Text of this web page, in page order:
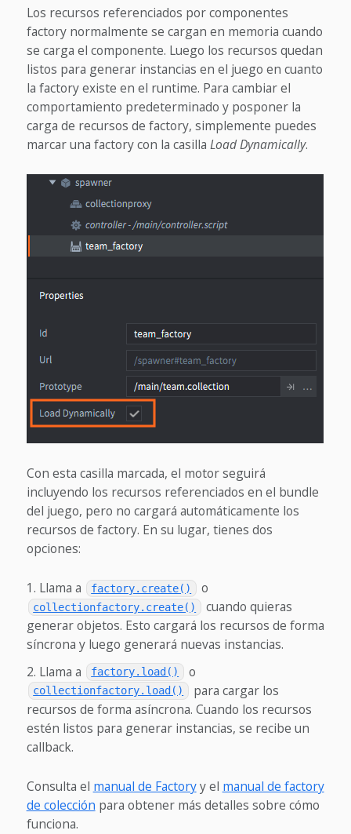
Los recursos referenciados por componentes
factory normalmente se cargan en memoria cuando
se carga el componente. Luego los recursos quedan
listos para generar instancias en el juego en cuanto
la factory existe en el runtime. Para cambiar el
comportamiento predeterminado y posponer la
carga de recursos de factory, simplemente puedes
marcar una factory con la casilla Load Dynamically.
Con esta casilla marcada, el motor seguirá
incluyendo los recursos referenciados en el bundle
del juego, pero no cargará automáticamente los
recursos de factory. En su lugar, tienes dos
opciones:
Llama a factory.create() o
collectionfactory.create()
cuando quieras
generar objetos. Esto cargará los recursos de forma
síncrona y luego generará nuevas instancias.
Llama a
factory.load() o
collectionfactory.load()
para cargar los
recursos de forma asíncrona. Cuando los recursos
estén listos para generar instancias, se recibe un
callback.
Consulta el manual de Factoryy el manual de factory
de colección para obtener más detalles sobre cómo
funciona.